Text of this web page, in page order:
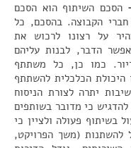
הסכם השיתוף הוא הסכם
הקבוצה. בהסכם, כל
על רצונו לרכוש את
הדבר, לבנות עליהם
כמו כן, כל משתתף
היכולת הכלכלית להשתתף
יתרה לצורת הניסוח
כי מדובר בשותפים
בשיתוף פעולה ולציין כי
להשתנות (משך הפרויקט,